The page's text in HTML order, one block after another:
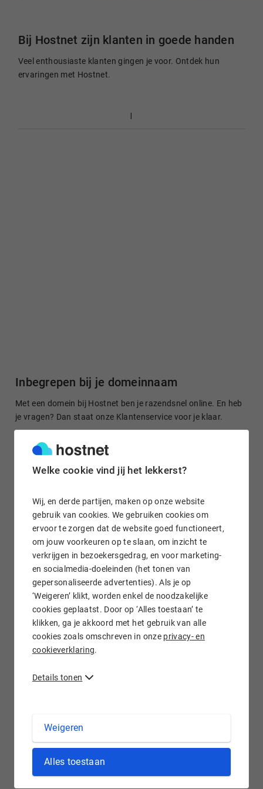
Welke cookie vind jij het lekkerst?
Wij, en derde partijen, maken op onze website
gebruik van cookies. We gebruiken cookies om
ervoor te zorgen dat de website goed functioneert,
om jouw voorkeuren op te slaan, om inzicht te
verkrijgen in bezoekersgedrag, en voor marketing-
en socialmedia-doeleinden (het tonen van
gepersonaliseerde advertenties). Als je op
‘Weigeren’ klikt, worden enkel de noodzakelijke
cookies geplaatst. Door op ‘Alles toestaan’ te
klikken, ga je akkoord met het gebruik van alle
cookies zoals omschreven in onze privacy- en
cookieverklaring.
Details tonen
Weigeren
Alles toestaan
Bij Hostnet zijn klanten in goede handen
Veel enthousiaste klanten gingen je voor. Ontdek hun
ervaringen met Hostnet.
Inbegrepen bij je domeinnaam
Met een domein bij Hostnet ben je razendsnel online. En heb
je vragen? Dan staat onze Klantenservice voor je klaar.
Gratis domein doorsturen
Stuur je domeinnaam kosteloos door naar een site of je
socialmedia-profiel. Het is in enkele klikken geregeld.
Gratis e-mail doorsturen
Wij staan voor je klaar!
.DOMAINS domein registreren bij Hostnet
Met de komst van veel nieuwe domeinnaamextensies neemt
de domein(namen)industrie toe in omvang en relevantie. De
.domains extensie is onder andere in het leven geroepen om